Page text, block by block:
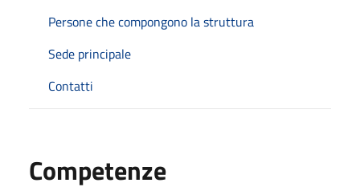
Persone che compongono la struttura
Sede principale
Contatti
Competenze